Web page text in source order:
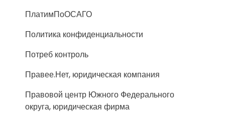
ПлатимПоОСАГО
Политика конфиденциальности
Потреб контроль
Правее.Нет, юридическая компания
Правовой центр Южного Федерального
округа, юридическая фирма